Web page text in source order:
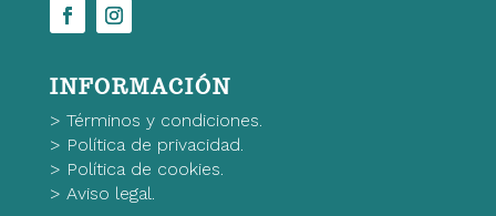
INFORMACIÓN
> Términos y condiciones.
> Política de privacidad.
> Política de cookies.
> Aviso legal.